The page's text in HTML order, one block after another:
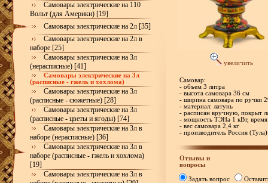
Самовары электрические на 110
Вольт (для Америки) [19]
Самовары электрические на 2л [35]
Самовары электрические на 2л в
наборе [25]
Самовары электрические на 3л
(нерасписные) [41]
Самовары электрические на 3л
(расписные - гжель и хохлома)
Самовары электрические на 3л
(расписные - сюжетные) [28]
Самовары электрические на 3л
(расписные - цветы и ягоды) [74]
Самовары электрические на 3л в
наборе (нерасписные) [36]
Самовары электрические на 3л в
наборе (расписные - гжель и хохлома)
[19]
Самовары электрические на 3л в
увеличить
Самовар:
- объем 3 литра
- высота самовара 36 см
- ширина самовара по ручки
- материал: латунь
- расписан вручную, покрыт
- мощность ТЭНа 1 кВт,
- вес самовара 2,4 кг
- производитель Россия (Тула)
Отзывы и
вопросы
Задать вопрос